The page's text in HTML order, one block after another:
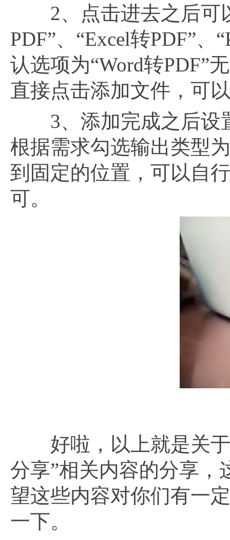
2、点击进去之后可以
PDF”、“Excel转PDF”、
认选项为“Word转PDF”
直接点击添加文件，可
3、添加完成之后设
根据需求勾选输出类型
到固定的位置，可以自
可。
好啦，以上就是关于
分享”相关内容的分享，
望这些内容对你们有一
一下。